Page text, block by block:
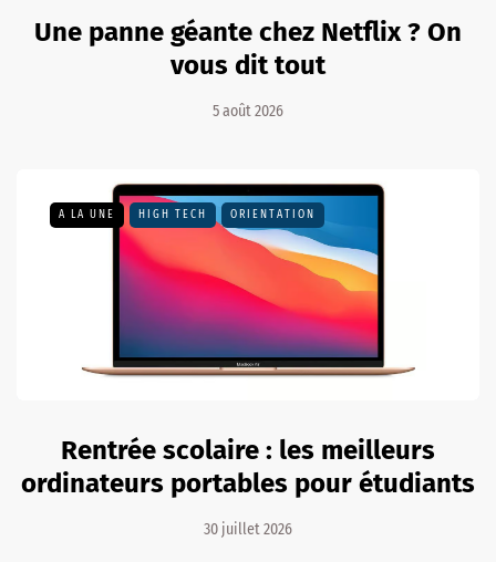
Une panne géante chez Netflix ? On
vous dit tout
5 août 2026
A LA UNE HIGH TECH ORIENTATION
Rentrée scolaire : les meilleurs
ordinateurs portables pour étudiants
30 juillet 2026